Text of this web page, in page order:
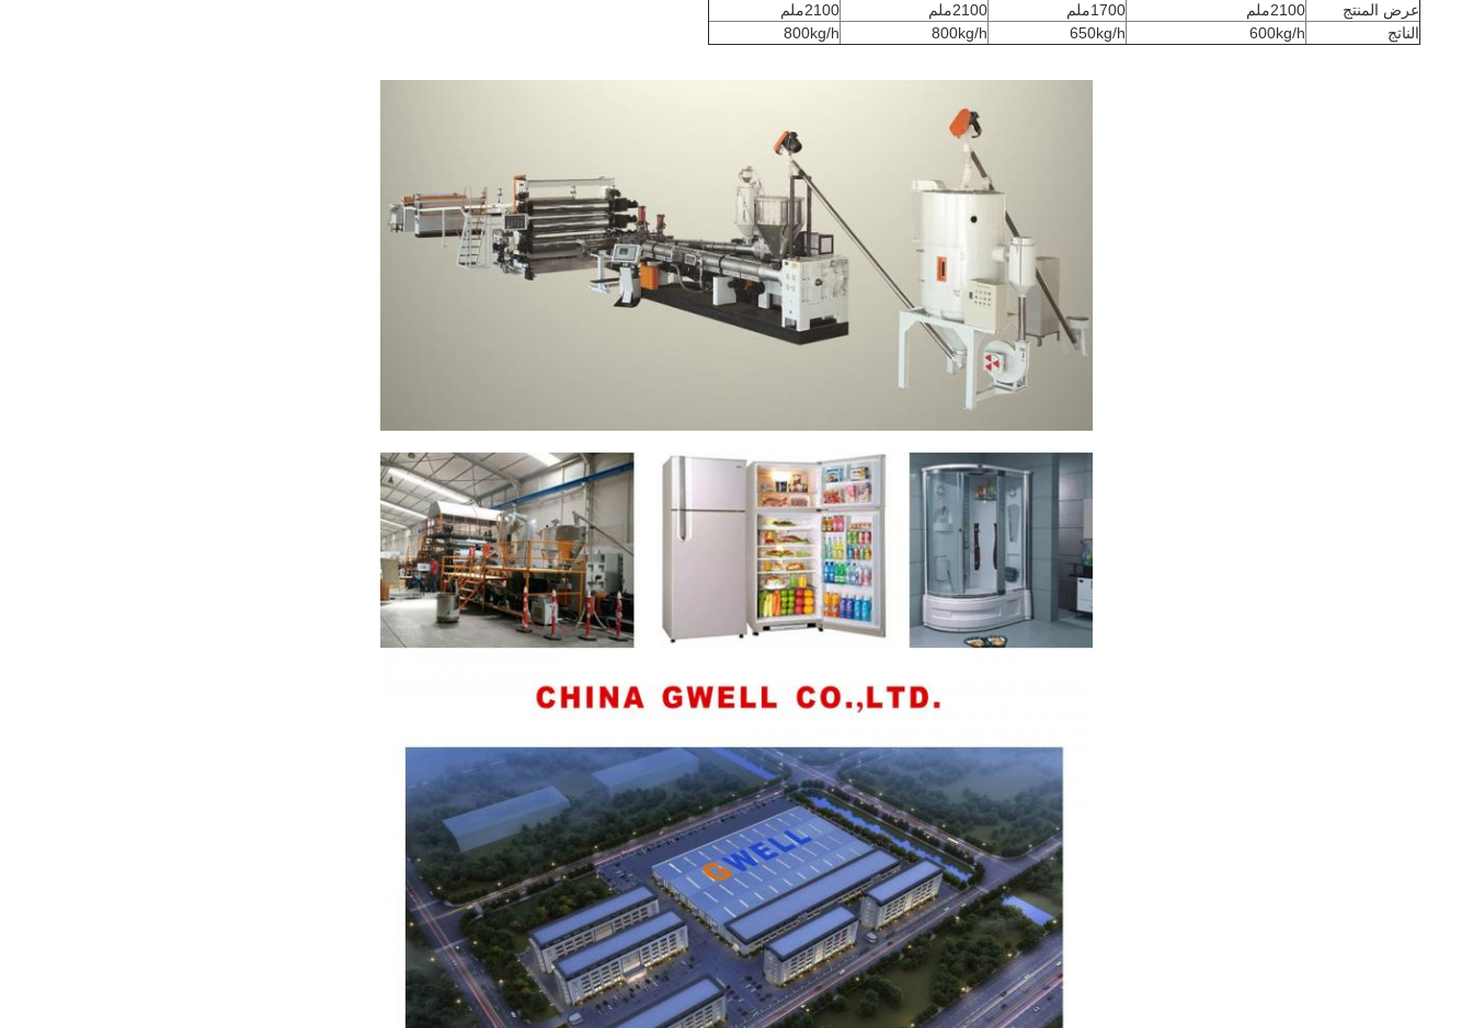
عرض المنتج
2100ملم 1700ملم 2100ملم
2100ملم
الناتج
600kg/h
650kg/h
800kg/h
800kg/h